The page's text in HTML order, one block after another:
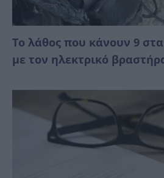
Το λάθος που κάνουν 9 στα
με τον ηλεκτρικό